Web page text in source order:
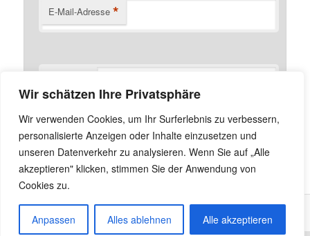
Wir schätzen Ihre Privatsphäre
Wir verwenden Cookies, um Ihr Surferlebnis zu verbessern,
personalisierte Anzeigen oder Inhalte einzusetzen und
unseren Datenverkehr zu analysieren. Wenn Sie auf „Alle
akzeptieren" klicken, stimmen Sie der Anwendung von
Cookies zu.
Anpassen Alles ablehnen Alle akzeptieren
E-Mail-Adresse *
Name, E-Mail-Adresse und Website in diesem Browser
für meinen nächsten Kommentar speichern.